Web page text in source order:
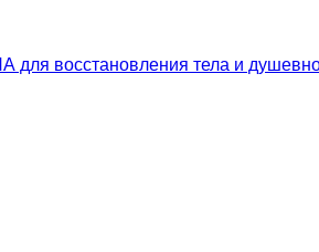
для восстановления тела и